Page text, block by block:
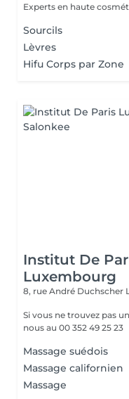
Experts en haute
Sourcils
Lèvres
Hifu Corps par Zone
Institut De
Luxembourg
8, rue André Duchscher
Si vous ne trouvez pas
nous au 00 352 49 25 23
Massage suédois
Massage californien
Massage